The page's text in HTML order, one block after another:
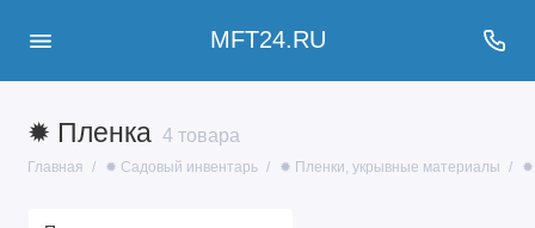
MFT24.RU
✹ Пленка 4 товара
Главная ✹ Садовый инвентарь ✹ Пленки, укрывные материалы ✹